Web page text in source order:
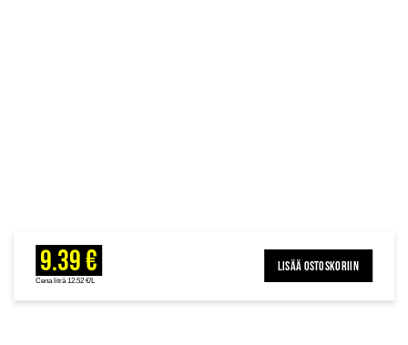
9.39 €
Cena litrā 12.52 €/L
LISÄÄ OSTOSKORIIN